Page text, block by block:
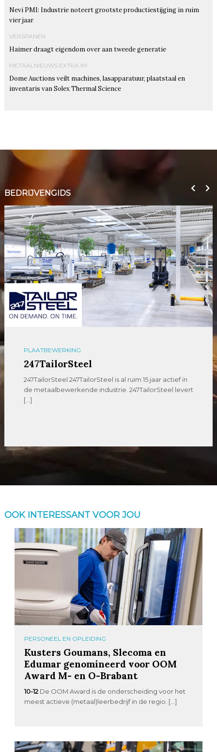
Nevi PMI: Industrie noteert grootste productiestijging in ruim
vier jaar
VERSPANEN
Haimer draagt eigendom over aan tweede generatie
METAALNIEUWS EXTRA IM
Dome Auctions veilt machines, lasapparatuur, plaatstaal en
inventaris van Solex Thermal Science
BEDRIJVENGIDS
PLAATBEWERKING
247TailorSteel
247TailorSteel 247TailorSteel is al ruim 15 jaar actief in
de metaalbewerkende industrie. 247TailorSteel levert
[…]
OOK INTERESSANT VOOR JOU
PERSONEEL EN OPLEIDING
Kusters Goumans, Slecoma en
Edumar genomineerd voor OOM
Award M- en O-Brabant
10-12 De OOM Award is de onderscheiding voor het
meest actieve (metaal)leerbedrijf in de regio. […]